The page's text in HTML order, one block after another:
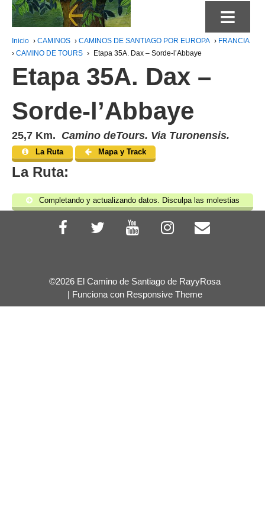
≡
Inicio › CAMINOS › CAMINOS DE SANTIAGO POR EUROPA › FRANCIA
› CAMINO DE TOURS › Etapa 35A. Dax – Sorde-l’Abbaye
Etapa 35A. Dax –
Sorde-l’Abbaye
25,7 Km. Camino deTours. Via Turonensis.
La Ruta Mapa y Track
La Ruta:
Completando y actualizando datos. Disculpa las molestias
©2026 El Camino de Santiago de RayyRosa
| Funciona con Responsive Theme